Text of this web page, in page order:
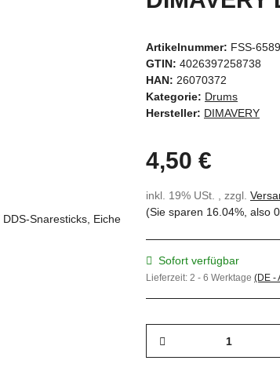
Artikelnummer: FSS-
GTIN: 4026397258738
HAN: 26070372
Kategorie: Drums
Hersteller: DIMAVERY
4,50 €
inkl. 19% USt. , zzgl.
(Sie sparen 16.04%, also
Sofort verfügbar
Lieferzeit: 2 - 6 Werktage (DE -